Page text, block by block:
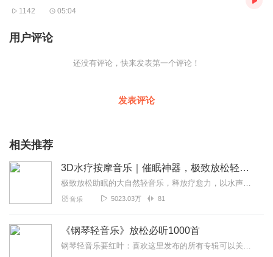
1142 05:04
用户评论
还没有评论，快来发表第一个评论！
发表评论
相关推荐
3D水疗按摩音乐｜催眠神器，极致放松轻音乐
极致放松助眠的大自然轻音乐，释放疗愈力，以水声白噪音作为媒介，产生的α波，可以缓解负面情绪，使大脑快速放松和平静下来。立即扫码加入听友群，和志同道合的听友聊节目...
音乐 5023.03万 81
《钢琴轻音乐》放松必听1000首
钢琴轻音乐要红叶：喜欢这里发布的所有专辑可以关注主播喔，加油！《钢琴轻音乐》放松必听1000首，放松身心就听钢琴轻音乐！！！钢琴轻音乐创作结构简单、节奏明快、...